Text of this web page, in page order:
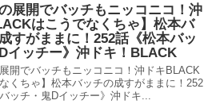
の展開でバッチもニッコニコ！沖
はこうでなくちゃ】松本バ
すがままに！252話《松本バッ
イッチー》沖ドキ！BLACK
展開でバッチもニッコニコ！沖ドキBLACK
くちゃ】松本バッチの成すがままに！252
ッチ・鬼Dイッチー》沖ドキ...